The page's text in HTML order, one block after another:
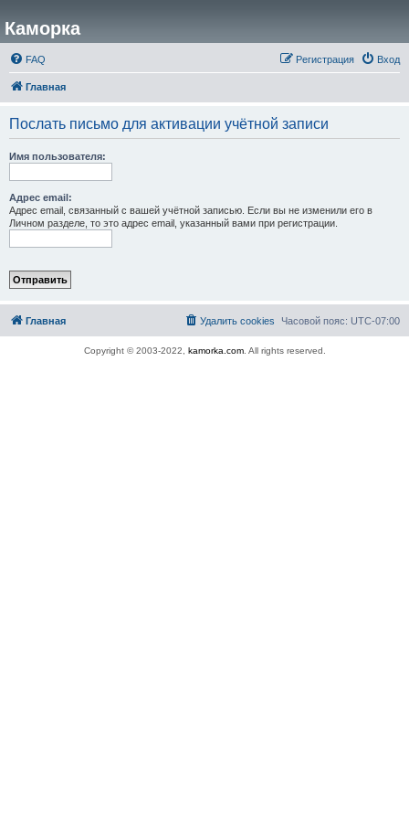
Каморка
FAQ Вход
Регистрация
Главная
Послать письмо для активации учётной записи
Имя пользователя:
Адрес email:
Адрес email, связанный с вашей учётной записью. Если вы не изменили его в
Личном разделе, то это адрес email, указанный вами при регистрации.
Главная Часовой пояс: UTC-07:00
Удалить cookies
Copyright © 2003-2022, kamorka.com. All rights reserved.